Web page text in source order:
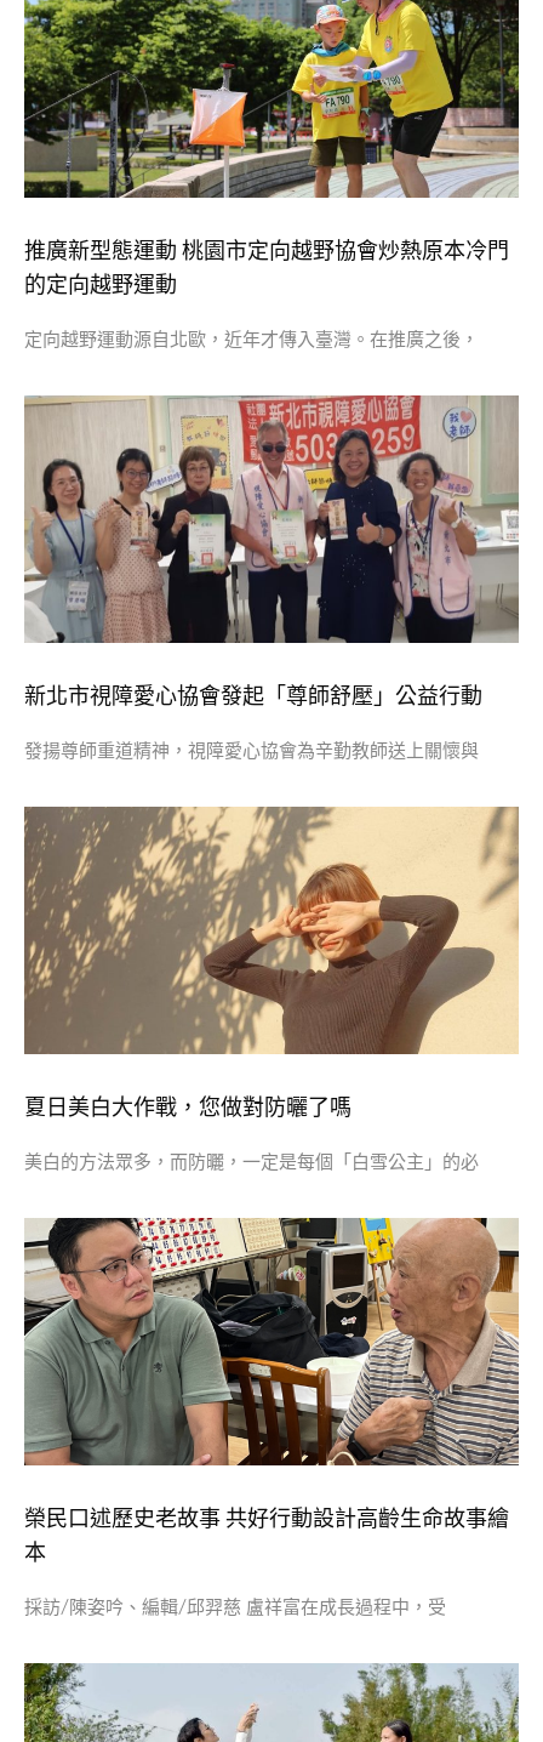
推廣新型態運動 桃園市定向越野協會炒熱原本冷門
的定向越野運動
定向越野運動源自北歐，近年才傳入臺灣。在推廣之後，
新北市視障愛心協會發起「尊師舒壓」公益行動
發揚尊師重道精神，視障愛心協會為辛勤教師送上關懷與
夏日美白大作戰，您做對防曬了嗎
美白的方法眾多，而防曬，一定是每個「白雪公主」的必
榮民口述歷史老故事 共好行動設計高齡生命故事繪
本
採訪/陳姿吟、編輯/邱羿慈 盧祥富在成長過程中，受